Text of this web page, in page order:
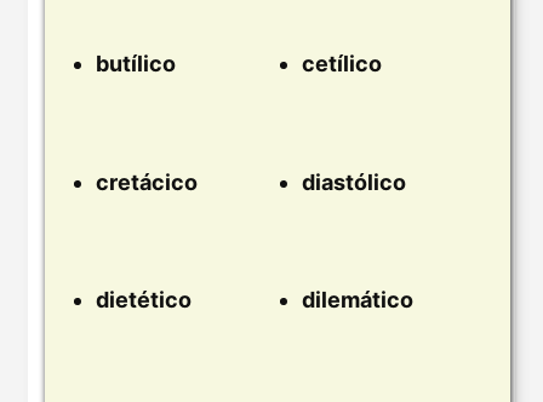
butílico cetílico
cretácico diastólico
dietético dilemático